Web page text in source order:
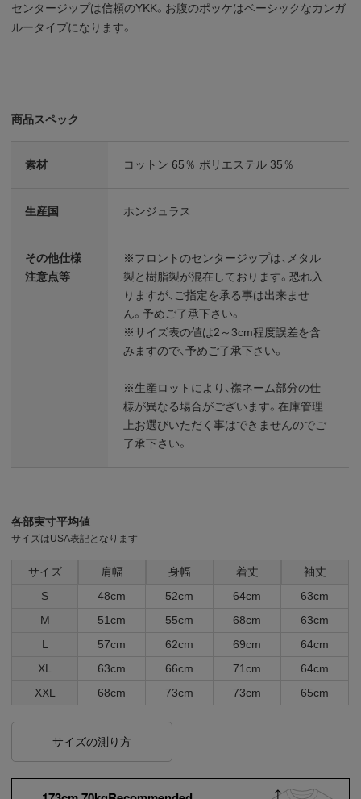
センタージップは信頼のYKK。お腹のポッケはベーシックなカンガ
ルータイプになります。
商品スペック
素材 コットン 65％ ポリエステル 35％
生産国 ホンジュラス
その他仕様
注意点等
※フロントのセンタージップは、メタル
製と樹脂製が混在しております。恐れ入
りますが、ご指定を承る事は出来ませ
ん。予めご了承下さい。
※サイズ表の値は2～3cm程度誤差を含
みますので、予めご了承下さい。
※生産ロットにより、襟ネーム部分の仕
様が異なる場合がございます。在庫管理
上お選びいただく事はできませんのでご
了承下さい。
各部実寸平均値
サイズはUSA表記となります
サイズ 肩幅 身幅 着丈
袖丈
S
48cm 52cm 64cm
63cm
M
51cm 55cm 68cm
63cm
L
57cm 62cm 69cm
64cm
XL
63cm 66cm 71cm
64cm
XXL
68cm 73cm 73cm 65cm
サイズの測り方